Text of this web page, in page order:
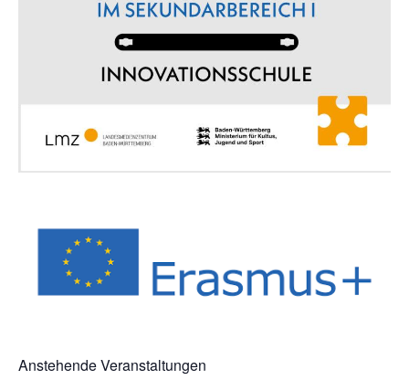
Anstehende Veranstaltungen